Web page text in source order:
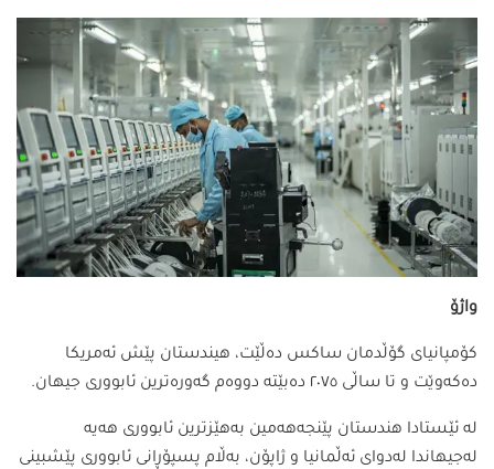
واژۆ
کۆمپانیای گۆڵدمان ساکس دەڵێت، هیندستان پێش ئەمریکا
دەکەوێت و تا ساڵی ٢٠٧٥ دەبێتە دووەم گەورەترین ئابووری جیهان.
لە ئێستادا هندستان پێنجەهەمین بەهێزترین ئابووری هەیە
لەجیهاندا لەدوای ئەڵمانیا و ژاپۆن، بەڵام پسپۆڕانی ئابووری پێشبینی